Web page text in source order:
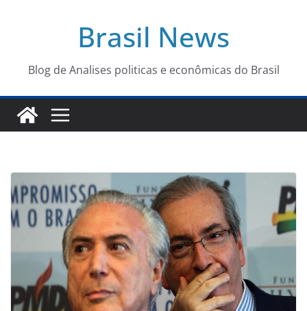
conteúdo
Brasil News
Blog de Analises politicas e econômicas do Brasil